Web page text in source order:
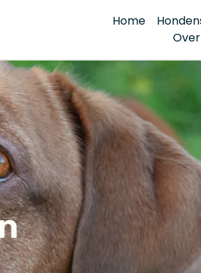
Home
Over